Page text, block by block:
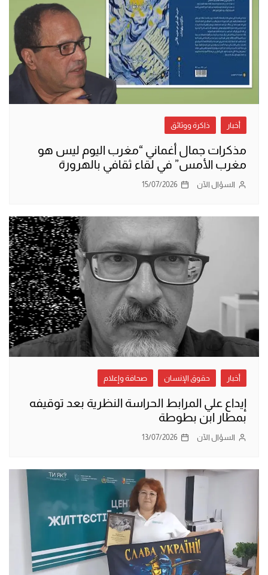
أخبار ذاكرة ووثائق
مذكرات جمال أغماني “مغرب اليوم ليس هو
مغرب الأمس” في لقاء ثقافي بالهرورة
السؤال الآن 15/07/2026
أخبار حقوق الإنسان صحافة وإعلام
إيداع علي المرابط الحراسة النظرية بعد توقيفه
بمطار ابن بطوطة
السؤال الآن 13/07/2026